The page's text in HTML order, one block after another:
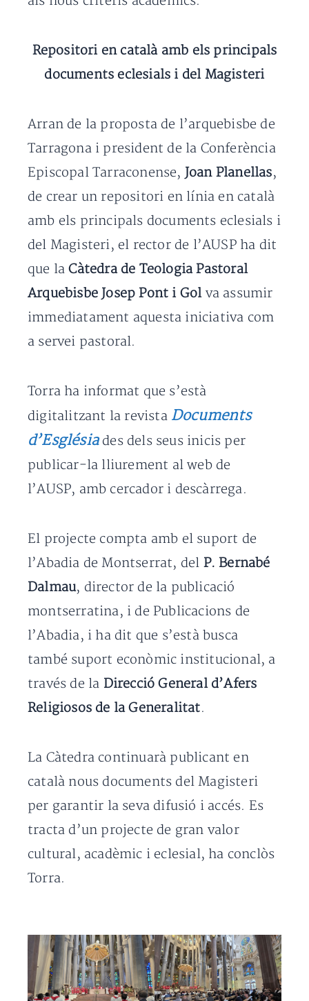
Repositori en català amb els principals
documents eclesials i del Magisteri
Arran de la proposta de l’arquebisbe de
Tarragona i president de la Conferència
Episcopal Tarraconense, Joan Planellas,
de crear un repositori en línia en català
amb els principals documents eclesials i
del Magisteri, el rector de l’AUSP ha dit
que laCàtedra de Teologia Pastoral
Arquebisbe Josep Pont i Golva assumir
immediatament aquesta iniciativa com
a servei pastoral.
Torra ha informat que s’està
digitalitzant la revista Documents
d’Esglésiades dels seus inicis per
publicar-la lliurement al web de
l’AUSP, amb cercador i descàrrega.
El projecte compta amb el suport de
l’Abadia de Montserrat, del P. Bernabé
Dalmau, director de la publicació
montserratina, i de Publicacions de
l’Abadia, i ha dit que s’està busca
també suport econòmic institucional, a
través de la Direcció General d’Afers
Religiosos de la Generalitat.
La Càtedra continuarà publicant en
català nous documents del Magisteri
per garantir la seva difusió i accés. Es
tracta d’un projecte de gran valor
cultural, acadèmic i eclesial, ha conclòs
Torra.